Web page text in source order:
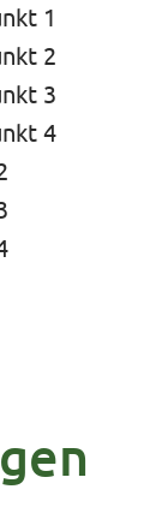
1
2
3
4